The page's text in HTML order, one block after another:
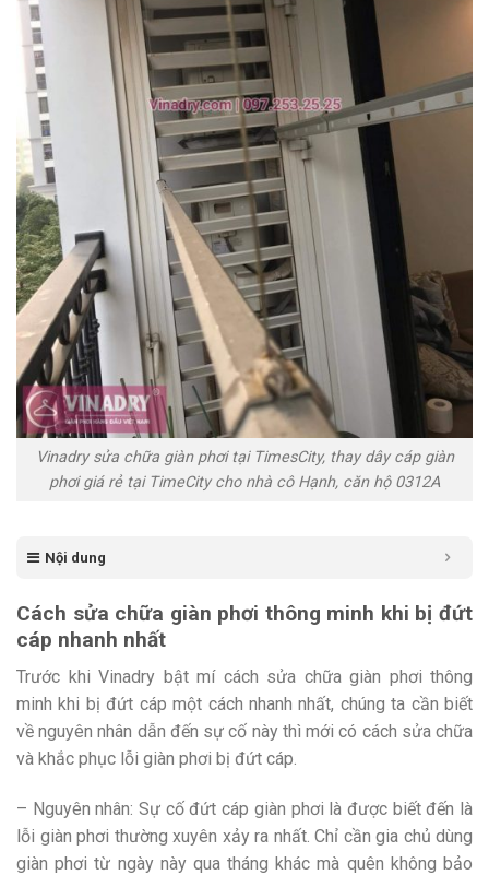
Vinadry sửa chữa giàn phơi tại TimesCity, thay dây cáp giàn
phơi giá rẻ tại TimeCity cho nhà cô Hạnh, căn hộ 0312A
Nội dung
Cách sửa chữa giàn phơi thông minh khi bị đứt
cáp nhanh nhất
Trước khi Vinadry bật mí cách sửa chữa giàn phơi thông
minh khi bị đứt cáp một cách nhanh nhất, chúng ta cần biết
về nguyên nhân dẫn đến sự cố này thì mới có cách sửa chữa
và khắc phục lỗi giàn phơi bị đứt cáp.
– Nguyên nhân: Sự cố đứt cáp giàn phơi là được biết đến là
lỗi giàn phơi thường xuyên xảy ra nhất. Chỉ cần gia chủ dùng
giàn phơi từ ngày này qua tháng khác mà quên không bảo